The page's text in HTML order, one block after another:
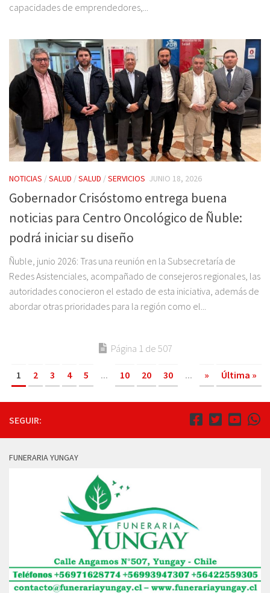
capacidades de emprendedores,...
NOTICIAS /SALUD /SALUD /SERVICIOS JUNIO 18, 2026
Gobernador Crisóstomo entrega buena
noticias para Centro Oncológico de Ñuble:
podrá iniciar su diseño
Ñuble, junio 2026: Tras una reunión en la Subsecretaría de
Redes Asistenciales, acompañado de consejeros regionales, las
autoridades conocieron el estado de esta iniciativa, además de
abordar otras prioridades para la región como el...
Página 1 de 507
1 2 3 4 5 ... 10 20 30 ... » Última »
SEGUIR:
FUNERARIA YUNGAY